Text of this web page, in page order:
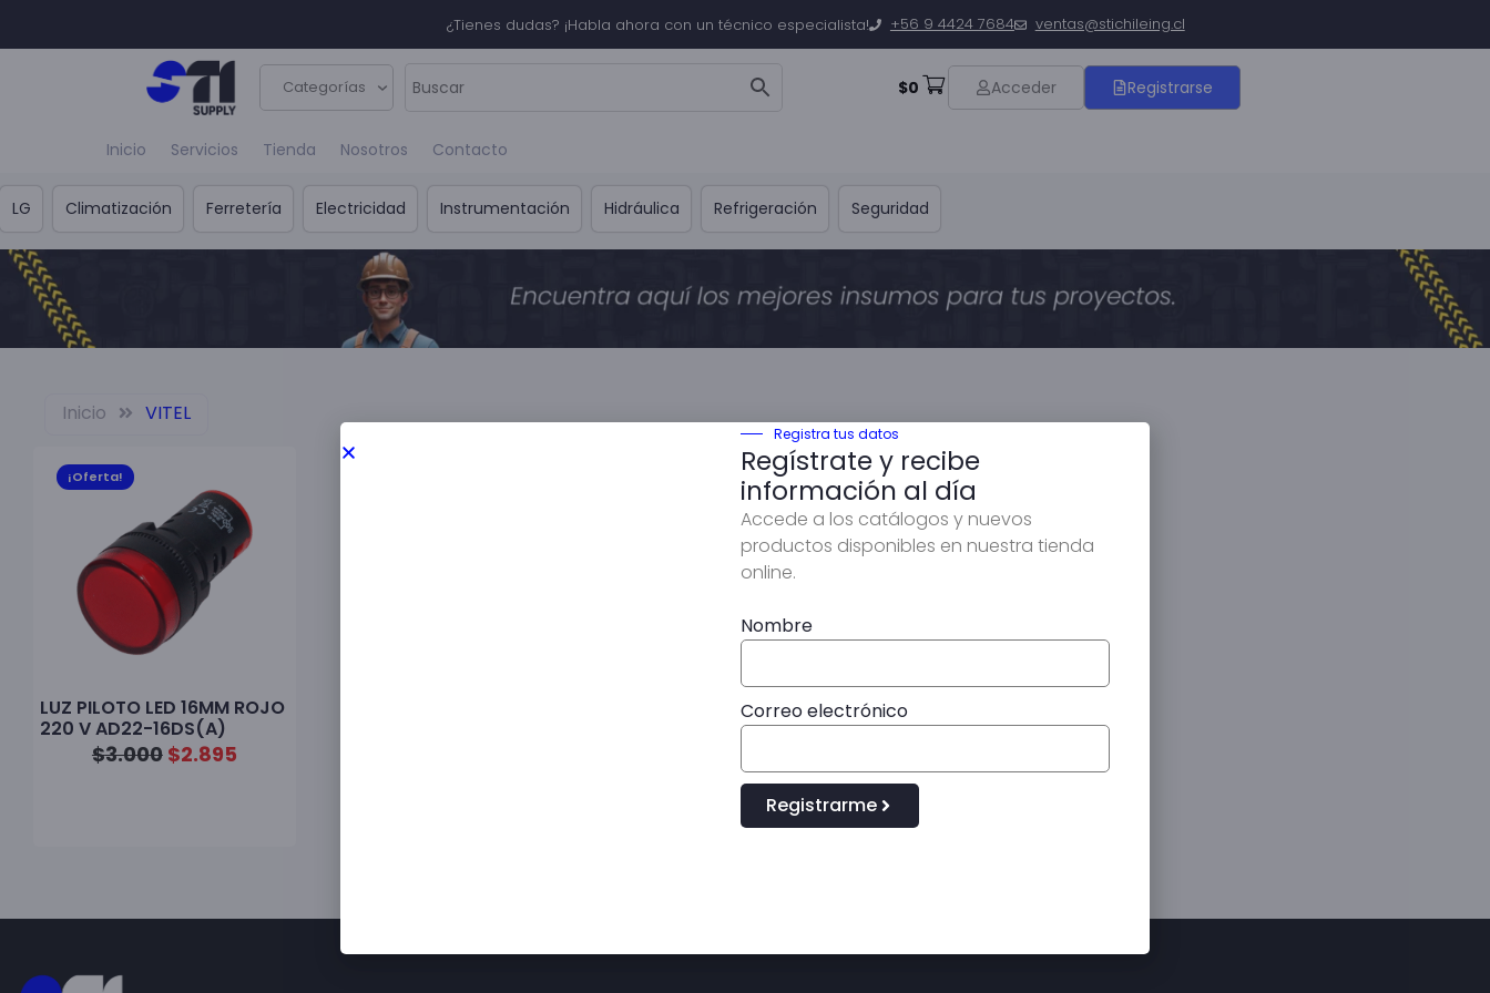
¿Tienes dudas? ¡Habla ahora con un técnico especialista! +56 9 4424 7684 ventas@stichileing.cl
Categorías $0 Acceder Registrarse
Inicio Servicios Tienda Nosotros Contacto
LG Climatización Ferretería Electricidad Instrumentación Hidráulica Refrigeración Seguridad
Inicio VITEL
LUZ PILOTO LED 16MM ROJO
220 V AD22-16DS(A)
¡Oferta!
$3.000 $2.895
Registra tus datos
Regístrate y recibe
información al día
Accede a los catálogos y nuevos
productos disponibles en nuestra tienda
online.
Nombre
Correo electrónico
Registrarme